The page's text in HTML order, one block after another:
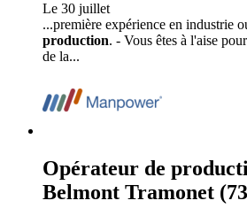
Le 30 juillet
...première expérience en industrie
production. - Vous êtes à l'aise
de la...
Opérateur de
Belmont Tramonet